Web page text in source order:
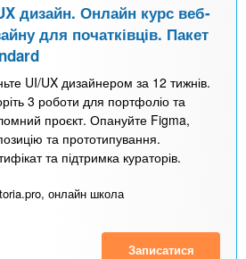
дизайн. Онлайн курс веб-
для початківців. Пакет
UI/UX дизайнером за 12 тижнів.
3 роботи для портфоліо та
проєкт. Опануйте Figma,
та прототипування.
та підтримка кураторів.
онлайн школа
Записатися